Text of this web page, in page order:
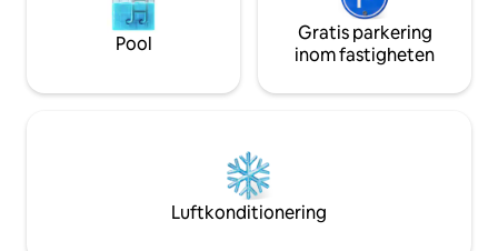
Pool
Gratis parkering
inom fastigheten
Luftkonditionering